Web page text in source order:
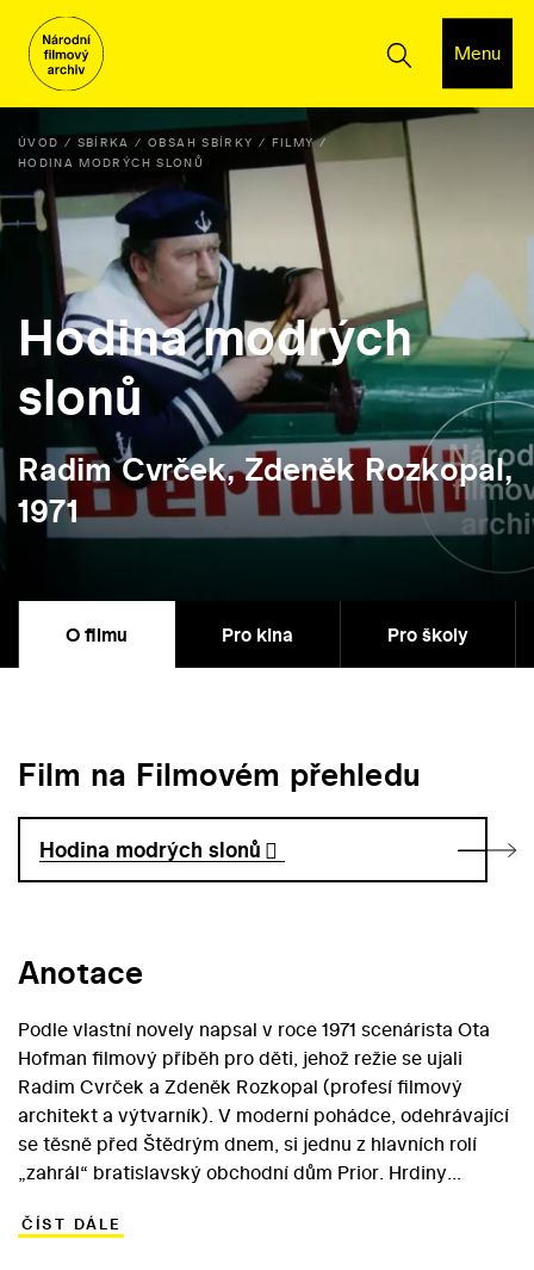
Menu
ÚVOD SBÍRKA OBSAH SBÍRKY
FILMY
HODINA MODRÝCH SLONŮ
Hodina modrých
slonů
Radim Cvrček, Zdeněk Rozkopal,
1971
O filmu Pro kina Pro školy
Film na Filmovém přehledu
Hodina modrých slonů
Anotace
Podle vlastní novely napsal v roce 1971 scenárista Ota
Hofman filmový příběh pro děti, jehož režie se ujali
Radim Cvrček a Zdeněk Rozkopal (profesí filmový
architekt a výtvarník). V moderní pohádce, odehrávající
se těsně před Štědrým dnem, si jednu z hlavních rolí
„zahrál“ bratislavský obchodní dům Prior. Hrdiny
Zuzana, kteří u pouťové střelnice omylem způsobí
ČÍST DÁLE